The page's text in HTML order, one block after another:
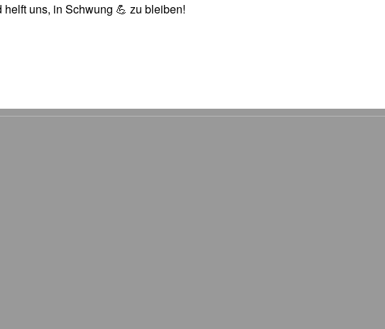
uns, in Schwung 💪 zu bleiben!